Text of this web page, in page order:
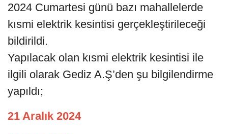
2024 Cumartesi günü bazı mahallelerde
kısmi elektrik kesintisi gerçekleştirileceği
bildirildi.
Yapılacak olan kısmi elektrik kesintisi ile
ilgili olarak Gediz A.Ş’den şu bilgilendirme
yapıldı;
21 Aralık 2024